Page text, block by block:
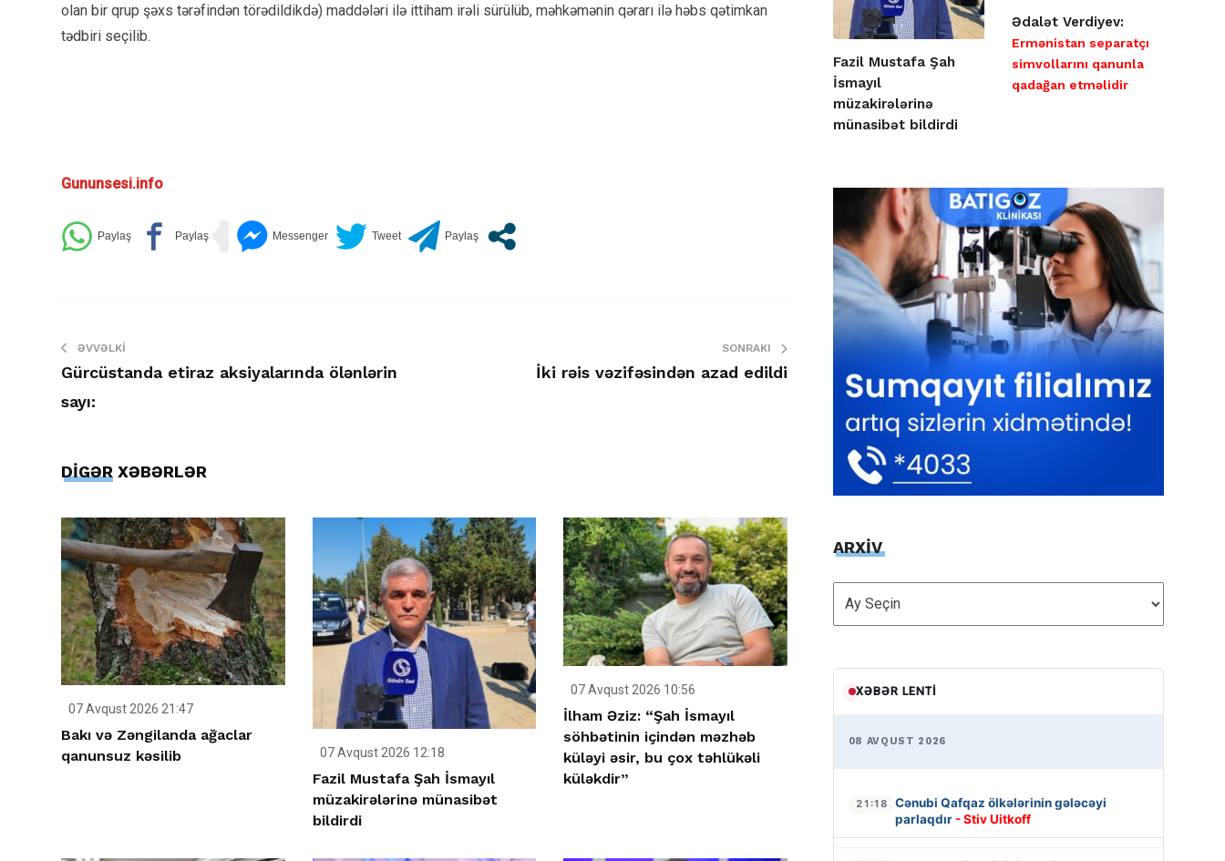
olan bir qrup şəxs tərəfindən törədildikdə) maddələri ilə ittiham irəli sürülüb, məhkəmənin qərarı ilə həbs qətimkan
tədbiri seçilib.
Gununsesi.info
ƏVVƏLKI
Gürcüstanda etiraz aksiyalarında ölənlərin
sayı:
SONRAKI
İki rəis vəzifəsindən azad edildi
DİGƏR XƏBƏRLƏR
07 Avqust 2026 21:47
Bakı və Zəngilanda ağaclar
qanunsuz kəsilib
07 Avqust 2026 12:18
Fazil Mustafa Şah İsmayıl
müzakirələrinə münasibət
bildirdi
07 Avqust 2026 10:56
İlham Əziz: “Şah İsmayıl
söhbətinin içindən məzhəb
küləyi əsir, bu çox təhlükəli
küləkdir”
Fazil Mustafa Şah
İsmayıl
müzakirələrinə
münasibət bildirdi
Ədalət Verdiyev:
Ermənistan separatçı
simvollarını qanunla
qadağan etməlidir
ARXİV
ARXİV
XƏBƏR LENTI
08 AVQUST 2026
21:18
Cənubi Qafqaz ölkələrinin gələcəyi
parlaqdır - Stiv Uitkoff